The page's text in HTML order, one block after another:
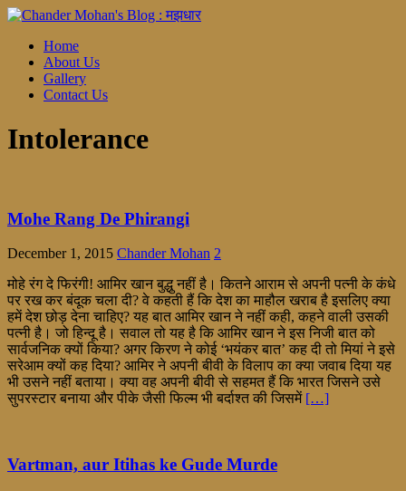
Home
About Us
Gallery
Contact Us
Intolerance
Mohe Rang De Phirangi
December 1, 2015 Chander Mohan 2
मोहे रंग दे फिरंगी! आमिर खान बुद्धु नहीं है। कितने आराम से अपनी पत्नी के कंधे
पर रख कर बंदूक चला दी? वे कहती हैं कि देश का माहौल खराब है इसलिए क्या
हमें देश छोड़ देना चाहिए? यह बात आमिर खान ने नहीं कही, कहने वाली उसकी
पत्नी है। जो हिन्दू है। सवाल तो यह है कि आमिर खान ने इस निजी बात को
सार्वजनिक क्यों किया? अगर किरण ने कोई ‘भयंकर बात’ कह दी तो मियां ने इसे
सरेआम क्यों कह दिया? आमिर ने अपनी बीवी के विलाप का क्या जवाब दिया यह
भी उसने नहीं बताया। क्या वह अपनी बीवी से सहमत हैं कि भारत जिसने उसे
सुपरस्टार बनाया और पीके जैसी फिल्म भी बर्दाश्त की जिसमें […]
Vartman, aur Itihas ke Gude Murde